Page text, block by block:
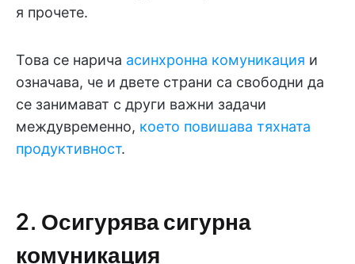
я прочете.
Това се нарича асинхронна комуникация и
означава, че и двете страни са свободни да
се занимават с други важни задачи
междувременно, което повишава тяхната
продуктивност.
2. Осигурява сигурна
комуникация